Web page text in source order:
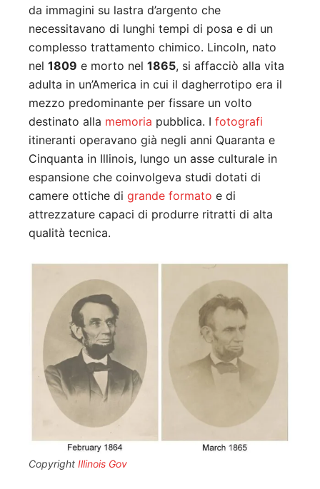
da immagini su lastra d’argento che
necessitavano di lunghi tempi di posa e di un
complesso trattamento chimico. Lincoln, nato
nel 1809 e morto nel 1865, si affacciò alla vita
adulta in un’America in cui il dagherrotipo era il
mezzo predominante per fissare un volto
destinato alla memoria pubblica. I fotografi
itineranti operavano già negli anni Quaranta e
Cinquanta in Illinois, lungo un asse culturale in
espansione che coinvolgeva studi dotati di
camere ottiche di grande formato e di
attrezzature capaci di produrre ritratti di alta
qualità tecnica.
Copyright Illinois Gov